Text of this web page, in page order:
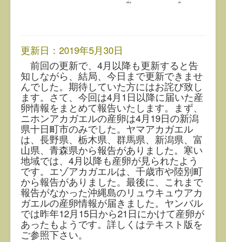
更新日：2019年5月30日
前回の更新で、4月以降も更新すると告
知しながら、結局、今日まで更新できませ
んでした。期待していた方にはお詫び致し
ます。さて、今回は4月1日以降に届いた産
卵情報をまとめて報告いたします。まず、
ニホンアカガエルの産卵は4月19日の新潟
県十日町市のみでした。ヤマアカガエル
は、長野県、栃木県、群馬県、新潟県、富
山県、青森県から報告がありました。寒い
地域では、4月以降も産卵が見られたよう
です。エゾアカガエルは、千歳市や陸別町
から報告がありました。最後に、これまで
報告がなかった沖縄島のリュウキュウアカ
ガエルの産卵情報が届きました。ヤンバル
では昨年12月15日から21日にかけて産卵が
あったもようです。詳しくはテキスト版を
ご参照下さい。